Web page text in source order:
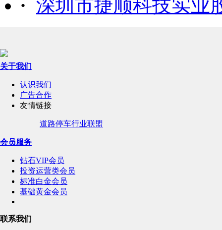
· 深圳市捷顺科技实业
关于我们
认识我们
广告合作
友情链接
道路停车行业联盟
会员服务
钻石VIP会员
投资运营类会员
标准白金会员
基础黄金会员
联系我们